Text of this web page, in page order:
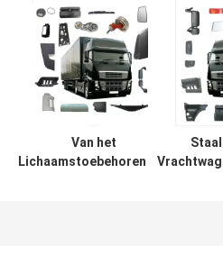
Van het
Lichaamstoebehoren van